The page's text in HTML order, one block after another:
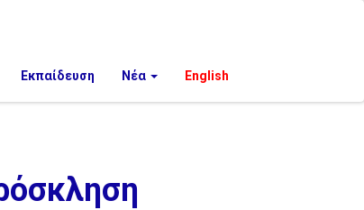
Εκπαίδευση Νέα English